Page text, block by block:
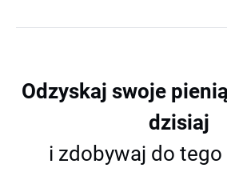
Odzyskaj swoje
dzisiaj
i zdobywaj do tego